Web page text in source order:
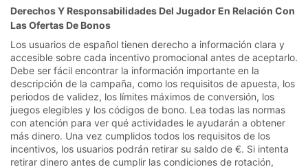
Derechos Y Responsabilidades Del Jugador En Relación Con
Las Ofertas De Bonos
Los usuarios de español tienen derecho a información clara y
accesible sobre cada incentivo promocional antes de aceptarlo.
Debe ser fácil encontrar la información importante en la
descripción de la campaña, como los requisitos de apuesta, los
periodos de validez, los límites máximos de conversión, los
juegos elegibles y los códigos de bono. Lea todas las normas
con atención para ver qué actividades le ayudarán a obtener
más dinero. Una vez cumplidos todos los requisitos de los
incentivos, los usuarios podrán retirar su saldo de €. Si intenta
retirar dinero antes de cumplir las condiciones de rotación,